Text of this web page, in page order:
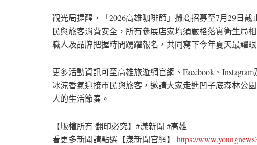
觀光局提醒，「2026高雄咖啡節」攤商招募至7月29日截
民與旅客消費安全，所有參展店家均須嚴格落實衛生局
職人及品牌把握時間踴躍報名，共同寫下今年夏天最耀
更多活動資訊可至高雄旅遊網官網、Facebook、
冰涼香氣迎接市民與旅客，邀請大家走進凹子底森林公
人的生活節奏。
【版權所有 翻印必究】#漾新聞 #高雄
看更多新聞請點選【漾新聞官網】 https://